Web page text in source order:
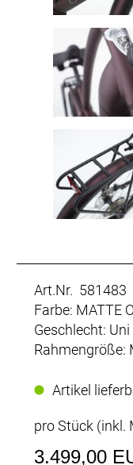
Art.Nr. 581483
Farbe: MATTE
Geschlecht: Uni
Rahmengröße:
Artikel
pro Stück (inkl.
3.499,00